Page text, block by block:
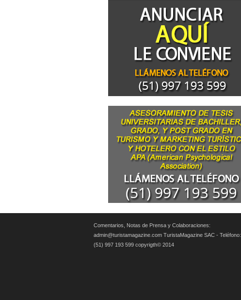
Comentarios, Notas de Prensa y Colaboraciones:
admin@turistamagazine.com TuristaMagazine SAC - Teléfono:
(51) 997 193 599 copyrigth© 2014